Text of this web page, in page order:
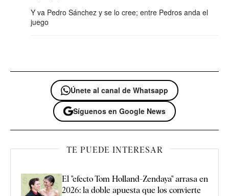
Y va Pedro Sánchez y se lo cree; entre Pedros anda el
juego
Únete al canal de Whatsapp
Síguenos en Google News
TE PUEDE INTERESAR
El "efecto Tom Holland-Zendaya" arrasa en
2026: la doble apuesta que los convierte